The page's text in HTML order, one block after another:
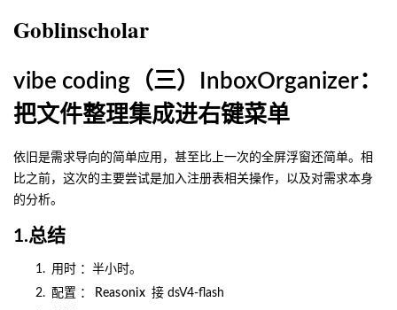
Goblinscholar
vibe coding（三）InboxOrganizer：
把文件整理集成进右键菜单
依旧是需求导向的简单应用，甚至比上一次的全屏浮窗还简单。相
比之前，这次的主要尝试是加入注册表相关操作，以及对需求本身
的分析。
1.总结
用时 ：半小时。
配置 ： Reasonix 接 dsV4-flash